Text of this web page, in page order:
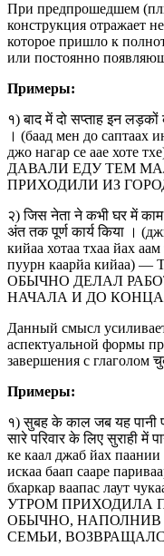
При предпрошедшем
конструкция отражает
которое пришло к
или постоянно
Примеры:
१) बाद में दो सप्ताह इन
। (баад мен до саптаах
джо нагар се аае
ДАВАЛИ ЕДУ ТЕМ
ПРИХОДИЛИ ИЗ
२) जिस नेता ने कभी घर में
अंत तक पूर्ण कार्य किया ।
кийаа хотаа тхаа йах
пуурн каарйа
ОБЫЧНО ДЕЛАЛ
НАЧАЛА И ДО
Данный смысл
аспектуальной формы
завершения с глаголом
Примеры:
१) सुबह के काल जब यह पानी
सारे परिवार के लिए सुराही में
ке каал джаб йах
искаа баап сааре
бхаркар ваапас лаут
УТРОМ ПРИХОДИЛА
ОБЫЧНО,
СЕМЬИ,